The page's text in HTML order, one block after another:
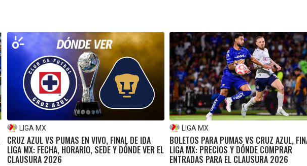
LIGA MX
CRUZ AZUL VS PUMAS EN VIVO, FINAL DE IDA
LIGA MX: FECHA, HORARIO, SEDE Y DÓNDE VER EL
CLAUSURA 2026
LIGA MX
BOLETOS PARA PUMAS VS CRUZ AZUL,
LIGA MX: PRECIOS Y DÓNDE COMPRAR
ENTRADAS PARA EL CLAUSURA 2026